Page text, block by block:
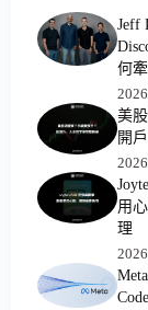
Jeff
何
美
開
用
理